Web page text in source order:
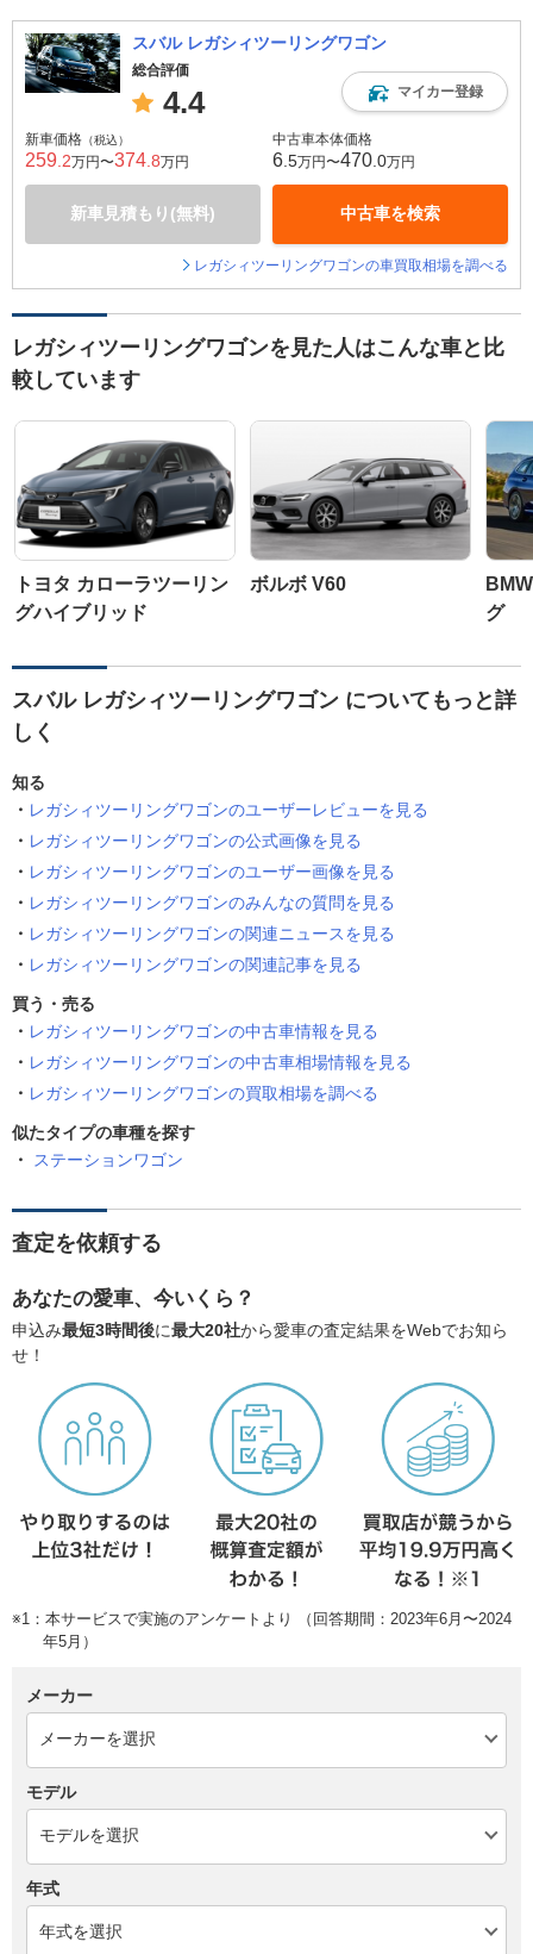
スバル レガシィツーリングワゴン
総合評価
4.4 マイカー登録
新車価格 （税込）
259 .2万円〜374 .8万円
新車見積もり(無料)
中古車本体価格
6 .5万円〜470 .0万円
中古車を検索
レガシィツーリングワゴンの車買取相場を調べる
レガシィツーリングワゴンを見た人はこんな車と比
較しています
トヨタ カローラツーリン
グハイブリッド
ボルボ V60
グ
スバル レガシィツーリングワゴン についてもっと詳
しく
知る
レガシィツーリングワゴンのユーザーレビューを見る
レガシィツーリングワゴンの公式画像を見る
レガシィツーリングワゴンのユーザー画像を見る
レガシィツーリングワゴンのみんなの質問を見る
レガシィツーリングワゴンの関連ニュースを見る
レガシィツーリングワゴンの関連記事を見る
買う・売る
レガシィツーリングワゴンの中古車情報を見る
レガシィツーリングワゴンの中古車相場情報を見る
レガシィツーリングワゴンの買取相場を調べる
似たタイプの車種を探す
ステーションワゴン
査定を依頼する
あなたの愛車、今いくら？
申込み最短3時間後に最大20社から愛車の査定結果をWebでお知ら
せ！
※1：本サービスで実施のアンケートより （回答期間：2023年6月〜2024
年5月）
メーカー
モデル
年式